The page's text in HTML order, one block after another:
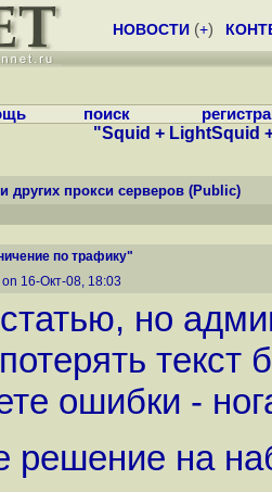
НОВОСТИ (+)
поиск
"Squid + LightSquid
других прокси серверов (Public)
по трафику"
16-Окт-08, 18:03
но
ошибки -
решение на